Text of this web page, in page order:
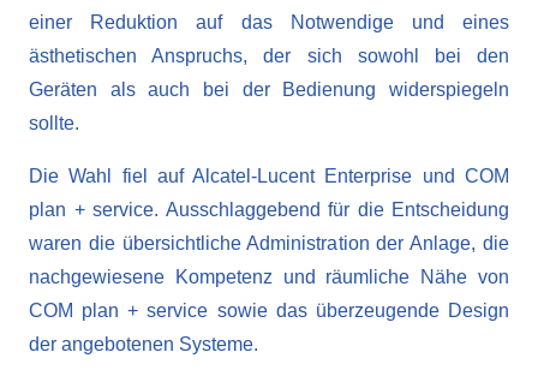
einer Reduktion auf das Notwendige und eines
ästhetischen Anspruchs, der sich sowohl bei den
Geräten als auch bei der Bedienung widerspiegeln
sollte.
Die Wahl fiel auf Alcatel-Lucent Enterprise und COM
plan + service. Ausschlaggebend für die Entscheidung
waren die übersichtliche Administration der Anlage, die
nachgewiesene Kompetenz und räumliche Nähe von
COM plan + service sowie das überzeugende Design
der angebotenen Systeme.